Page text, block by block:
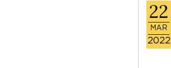
22
MAR
2022